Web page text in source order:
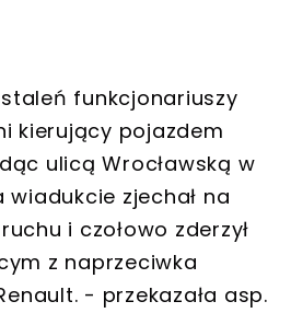
funkcjonariuszy
kierujący pojazdem
ulicą Wrocławską w
wiadukcie zjechał na
i czołowo zderzył
z naprzeciwka
- przekazała asp.